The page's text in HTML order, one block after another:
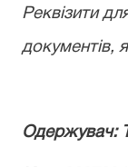
Реквізити
документів,
Одержувач: